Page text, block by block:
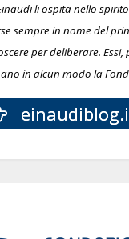
li ospita nello
sempre in nome del
per deliberare. Essi,
in alcun modo la